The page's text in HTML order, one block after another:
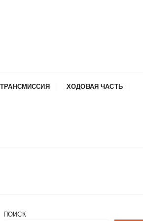
ТРАНСМИССИЯ ХОДОВАЯ ЧАСТЬ
ПОИСК